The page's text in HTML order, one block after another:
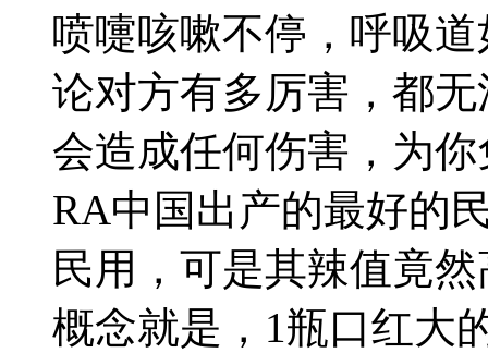
喷嚏咳嗽不停，呼吸
论对方有多厉害，都
会造成任何伤害，为
RA中国出产的最好的
民用，可是其辣值竟
概念就是，1瓶口红大